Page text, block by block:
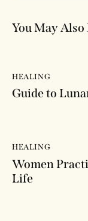
You May
HEALING
Guide to
HEALING
Women
Life